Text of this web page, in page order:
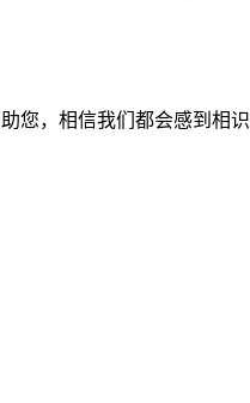
您，相信我们都会感到相